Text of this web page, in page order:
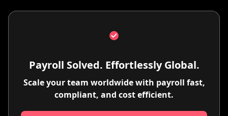
Payroll Solved. Effortlessly Global.
Scale your team worldwide with payroll fast,
compliant, and cost efficient.